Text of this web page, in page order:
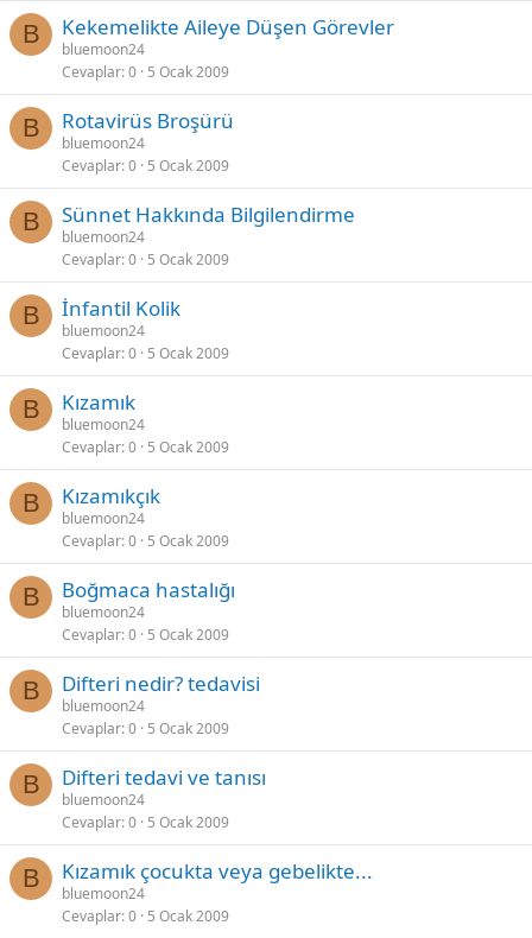
B Kekemelikte Aileye Düşen Görevler
bluemoon24
Cevaplar 0 5 Ocak 2009
B Rotavirüs Broşürü
bluemoon24
Cevaplar 0 5 Ocak 2009
B Sünnet Hakkında Bilgilendirme
bluemoon24
Cevaplar 0 5 Ocak 2009
B İnfantil Kolik
bluemoon24
Cevaplar 0 5 Ocak 2009
B Kızamık
bluemoon24
Cevaplar 0 5 Ocak 2009
B Kızamıkçık
bluemoon24
Cevaplar 0 5 Ocak 2009
B Boğmaca hastalığı
bluemoon24
Cevaplar 0 5 Ocak 2009
B Difteri nedir? tedavisi
bluemoon24
Cevaplar 0 5 Ocak 2009
B Difteri tedavi ve tanısı
bluemoon24
Cevaplar 0 5 Ocak 2009
B Kızamık çocukta veya gebelikte...
bluemoon24
Cevaplar 0 5 Ocak 2009